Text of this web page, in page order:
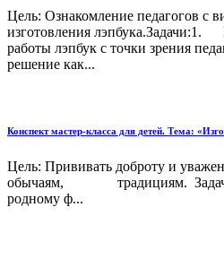
Цель: Ознакомление педагогов с
изготовления лэпбука.Задачи:1.
работы лэпбук с точки зрения
решение как...
Конспект мастер-класса для детей. Тема:
Цель: Прививать доброту и
обычаям, традициям.
родному ф...